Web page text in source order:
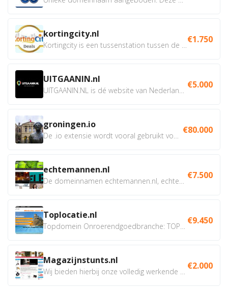
kortingcity.nl €1.750
UITGAANIN.nl €5.000
groningen.io €80.000
echtemannen.nl €7.500
Toplocatie.nl €9.450
Magazijnstunts.nl €2.000